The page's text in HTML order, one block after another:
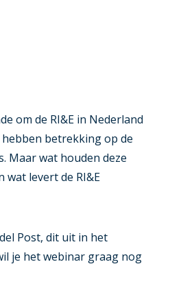
om de RI&E in Nederland
betrekking op de
Maar wat houden deze
wat levert de RI&E
Post, dit uit in het
je het webinar graag nog